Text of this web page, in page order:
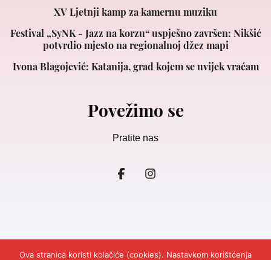
XV Ljetnji kamp za kamernu muziku
Festival „SyNK - Jazz na korzu“ uspješno završen: Nikšić
potvrdio mjesto na regionalnoj džez mapi
Ivona Blagojević: Katanija, grad kojem se uvijek vraćam
Povežimo se
Pratite nas
Ova stranica koristi kolačiće (cookies). Nastavkom korištćenja